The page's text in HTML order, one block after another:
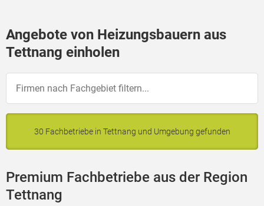
Angebote von Heizungsbauern aus
Tettnang einholen
30 Fachbetriebe in Tettnang und Umgebung gefunden
Premium Fachbetriebe aus der Region
Tettnang